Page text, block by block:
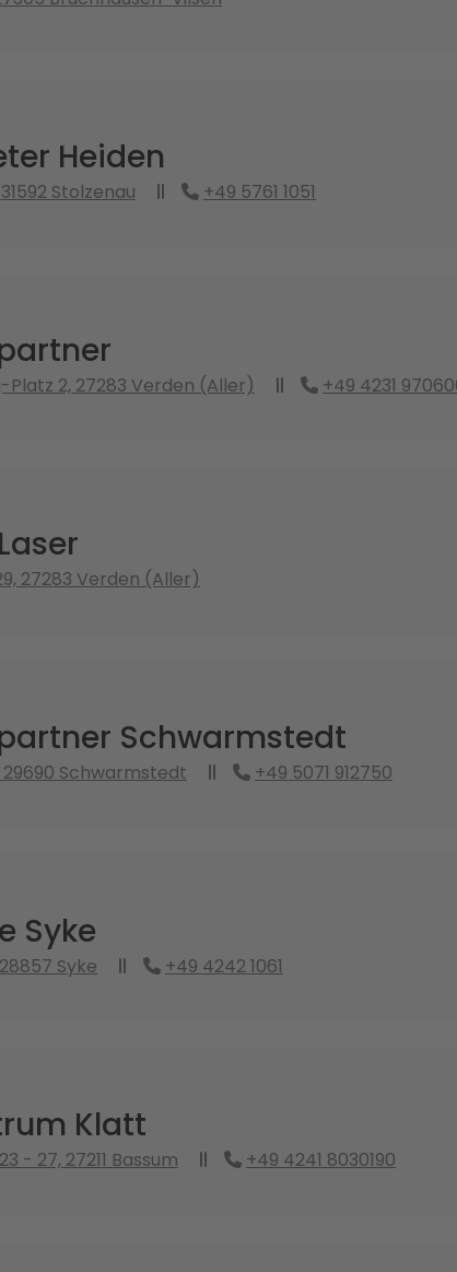
Heiden
Stolzenau +49 5761 1051
2, 27283 Verden (Aller) +49 4231
27283 Verden (Aller)
Schwarmstedt
Schwarmstedt +49 5071 912750
Syke
Syke +49 4242 1061
Klatt
- 27, 27211 Bassum +49 4241 8030190